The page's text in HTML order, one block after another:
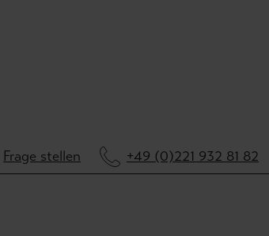
Frage stellen +49 (0)221 932 81 82